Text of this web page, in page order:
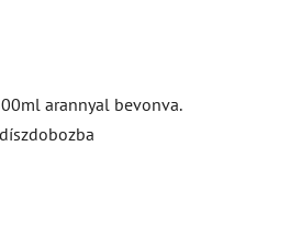
arannyal bevonva.